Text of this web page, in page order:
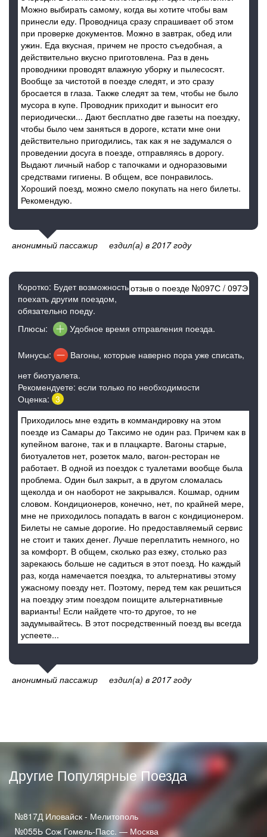
Можно выбирать самому, когда вы хотите чтобы вам
принесли еду. Проводница сразу спрашивает об этом
при проверке документов. Можно в завтрак, обед или
ужин. Еда вкусная, причем не просто съедобная, а
действительно вкусно приготовлена. Раз в день
проводники проводят влажную уборку и пылесосят.
Вообще за чистотой в поезде следят, и это сразу
бросается в глаза. Также следят за тем, чтобы не было
мусора в купе. Проводник приходит и выносит его
периодически... Дают бесплатно две газеты на поездку,
чтобы было чем заняться в дороге, кстати мне они
действительно пригодились, так как я не задумался о
проведении досуга в поезде, отправляясь в дорогу.
Выдают личный набор с тапочками и одноразовыми
средствами гигиены. В общем, все понравилось.
Хороший поезд, можно смело покупать на него билеты.
Рекомендую.
анонимный пассажир ездил(а) в 2017 году
отзыв о поезде №097С / 097Э
Коротко: Будет возможность
поехать другим поездом,
обязательно поеду.
Плюсы:
Удобное время отправления поезда.
Минусы:
Вагоны, которые наверно пора уже списать,
нет биотуалета.
Рекомендуете: если только по необходимости
Оценка: 3
Приходилось мне ездить в коммандировку на этом
поезде из Самары до Таксимо не один раз. Причем как в
купейном вагоне, так и в плацкарте. Вагоны старые,
биотуалетов нет, розеток мало, вагон-ресторан не
работает. В одной из поездок с туалетами вообще была
проблема. Один был закрыт, а в другом сломалась
щеколда и он наоборот не закрывался. Кошмар, одним
словом. Кондиционеров, конечно, нет, по крайней мере,
мне не приходилось попадать в вагон с кондиционером.
Билеты не самые дорогие. Но предоставляемый сервис
не стоит и таких денег. Лучше переплатить немного, но
за комфорт. В общем, сколько раз езжу, столько раз
зарекаюсь больше не садиться в этот поезд. Но каждый
раз, когда намечается поездка, то альтернативы этому
ужасному поезду нет. Поэтому, перед тем как решиться
на поездку этим поездом поищите альтернативные
варианты! Если найдете что-то другое, то не
задумывайтесь. В этот посредственный поезд вы всегда
успеете...
анонимный пассажир ездил(а) в 2017 году
Другие Популярные Поезда
№817Д Иловайск - Мелитополь
№055Ь Сож Гомель-Пасс. — Москва